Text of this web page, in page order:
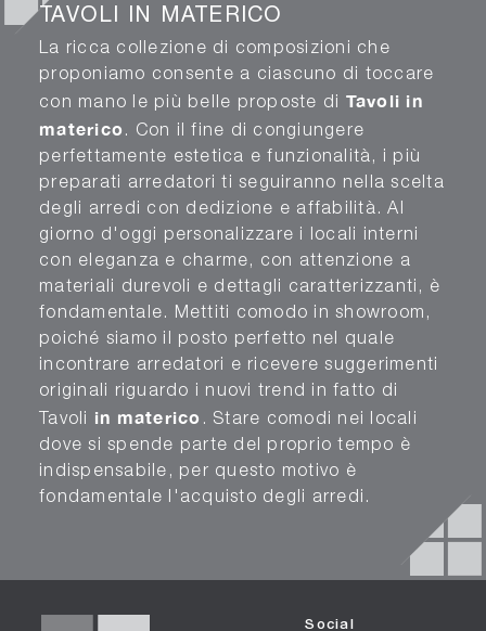
TAVOLI IN MATERICO
La ricca collezione di composizioni che
proponiamo consente a ciascuno di toccare
con mano le più belle proposte di Tavoli in
materico . Con il fine di congiungere
perfettamente estetica e funzionalità, i più
preparati arredatori ti seguiranno nella scelta
degli arredi con dedizione e affabilità. Al
giorno d'oggi personalizzare i locali interni
con eleganza e charme, con attenzione a
materiali durevoli e dettagli caratterizzanti, è
fondamentale. Mettiti comodo in showroom,
poiché siamo il posto perfetto nel quale
incontrare arredatori e ricevere suggerimenti
originali riguardo i nuovi trend in fatto di
Tavoli in materico . Stare comodi nei locali
dove si spende parte del proprio tempo è
indispensabile, per questo motivo è
fondamentale l'acquisto degli arredi.
Social